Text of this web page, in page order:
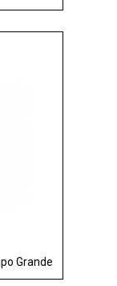
Grande